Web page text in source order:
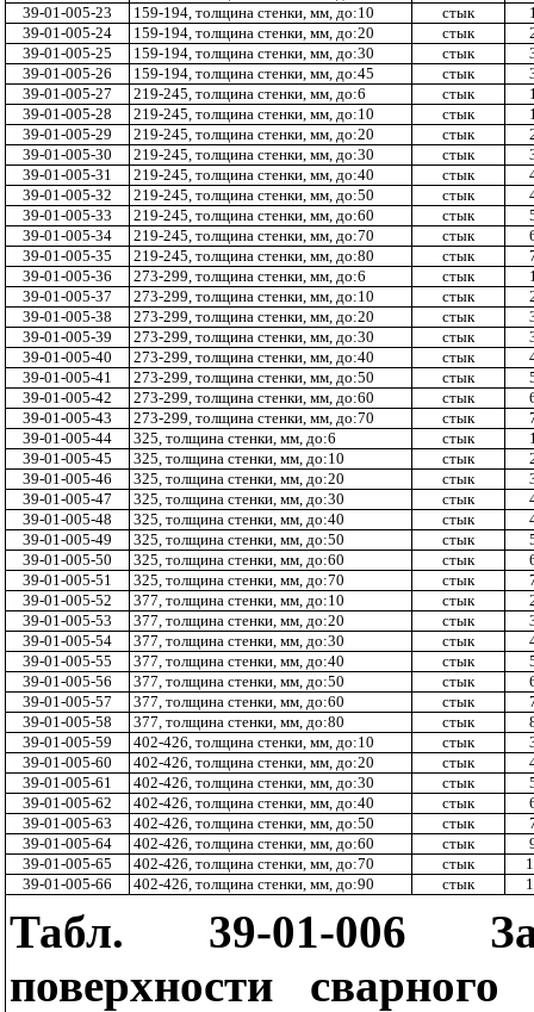
39-01-005-23
159-194, толщина стенки, мм, до:10 стык
39-01-005-24
159-194, толщина стенки, мм, до:20 стык
39-01-005-25
159-194, толщина стенки, мм, до:30 стык
39-01-005-26
159-194, толщина стенки, мм, до:45 стык
39-01-005-27
219-245, толщина стенки, мм, до:6 стык
39-01-005-28
219-245, толщина стенки, мм, до:10 стык
39-01-005-29
219-245, толщина стенки, мм, до:20 стык
39-01-005-30
219-245, толщина стенки, мм, до:30 стык
39-01-005-31
219-245, толщина стенки, мм, до:40 стык
39-01-005-32
219-245, толщина стенки, мм, до:50 стык
39-01-005-33
219-245, толщина стенки, мм, до:60 стык
39-01-005-34
219-245, толщина стенки, мм, до:70 стык
39-01-005-35
219-245, толщина стенки, мм, до:80 стык
39-01-005-36
273-299, толщина стенки, мм, до:6 стык
39-01-005-37
273-299, толщина стенки, мм, до:10 стык
39-01-005-38
273-299, толщина стенки, мм, до:20 стык
39-01-005-39
273-299, толщина стенки, мм, до:30 стык
39-01-005-40
273-299, толщина стенки, мм, до:40 стык
39-01-005-41
273-299, толщина стенки, мм, до:50 стык
39-01-005-42
273-299, толщина стенки, мм, до:60 стык
39-01-005-43
273-299, толщина стенки, мм, до:70 стык
39-01-005-44
325, толщина стенки, мм, до:6 стык
39-01-005-45
325, толщина стенки, мм, до:10 стык
39-01-005-46
325, толщина стенки, мм, до:20 стык
39-01-005-47
325, толщина стенки, мм, до:30 стык
39-01-005-48
325, толщина стенки, мм, до:40 стык
39-01-005-49
325, толщина стенки, мм, до:50 стык
39-01-005-50
325, толщина стенки, мм, до:60 стык
39-01-005-51
325, толщина стенки, мм, до:70 стык
39-01-005-52
377, толщина стенки, мм, до:10 стык
39-01-005-53
377, толщина стенки, мм, до:20 стык
39-01-005-54
377, толщина стенки, мм, до:30 стык
39-01-005-55
377, толщина стенки, мм, до:40 стык
39-01-005-56
377, толщина стенки, мм, до:50 стык
39-01-005-57
377, толщина стенки, мм, до:60 стык
39-01-005-58
377, толщина стенки, мм, до:80 стык
39-01-005-59
402-426, толщина стенки, мм, до:10 стык
39-01-005-60
402-426, толщина стенки, мм, до:20 стык
39-01-005-61
402-426, толщина стенки, мм, до:30 стык
39-01-005-62
402-426, толщина стенки, мм, до:40 стык
39-01-005-63
402-426, толщина стенки, мм, до:50 стык
39-01-005-64
402-426, толщина стенки, мм, до:60 стык
39-01-005-65
402-426, толщина стенки, мм, до:70 стык
39-01-005-66
402-426, толщина стенки, мм, до:90 стык
Табл. 39-01-006
поверхности